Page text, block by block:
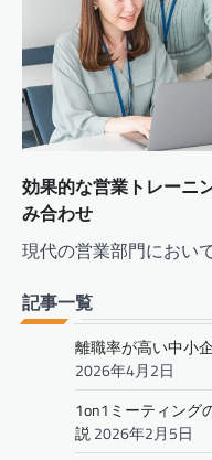
効果的な営業トレーニ
み合わせ
現代の営業部門におい
記事一覧
離職率が高い中小
2026年4月2日
1on1ミーティング
説2026年2月5日